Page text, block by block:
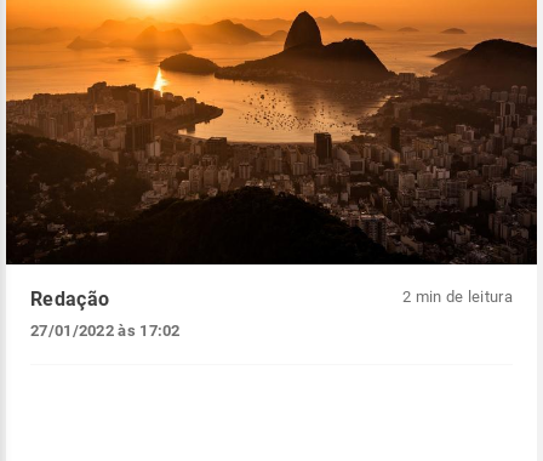
Redação
27/01/2022 às 17:02
2 min de leitura